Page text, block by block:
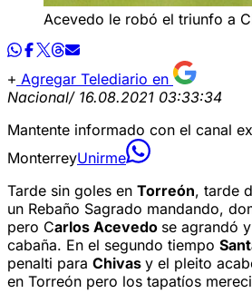
Acevedo le robó el triunfo a
Agregar Telediario en
Nacional/ 16.08.2021 03:33:34
Mantente informado con el canal
MonterreyUnirme
Tarde sin goles en Torreón, tarde
un Rebaño Sagrado mandando,
pero Carlos Acevedo se agrandó
cabaña. En el segundo tiempo
penalti para Chivas y el pleito
en Torreón pero los tapatíos